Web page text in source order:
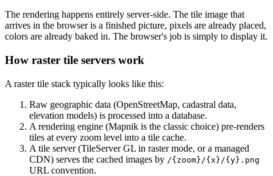
The rendering happens entirely server-side. The tile image that
arrives in the browser is a finished picture, pixels are already placed,
colors are already baked in. The browser's job is simply to display it.
How raster tile servers work
A raster tile stack typically looks like this:
Raw geographic data (OpenStreetMap, cadastral data,
elevation models) is processed into a database.
A rendering engine (Mapnik is the classic choice) pre-renders
tiles at every zoom level into a tile cache.
A tile server (TileServer GL in raster mode, or a managed
CDN) serves the cached images by /{zoom}/{x}/{y}.png
URL convention.